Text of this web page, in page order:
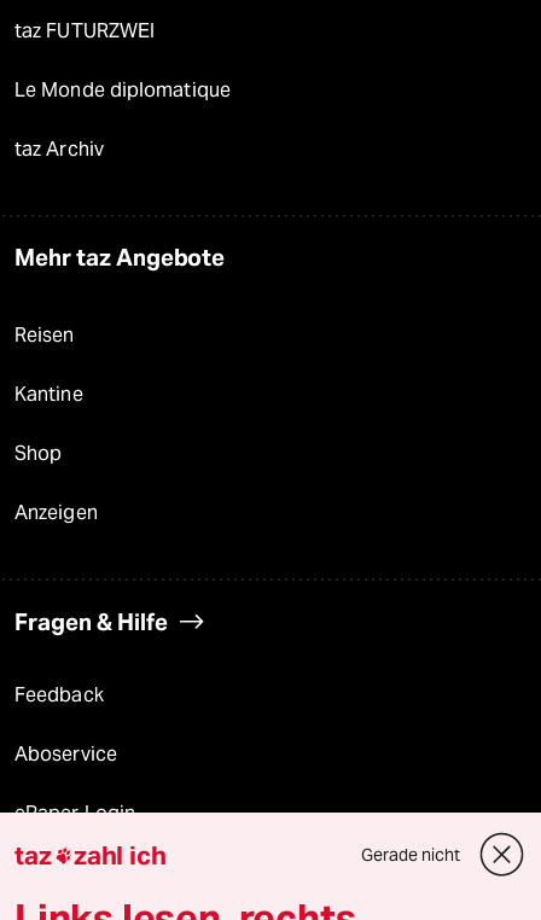
taz FUTURZWEI
Le Monde diplomatique
taz Archiv
Mehr taz Angebote
Reisen
Kantine
Shop
Anzeigen
Fragen & Hilfe
Feedback
Aboservice
ePaper Login
Downloads für Abonnierende
taz zahl ich Gerade nicht